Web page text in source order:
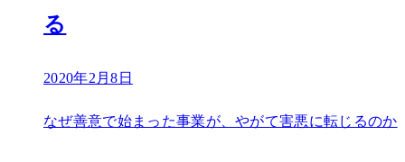
る
2020年2月8日
なぜ善意で始まった事業が、やがて害悪に転じるのか